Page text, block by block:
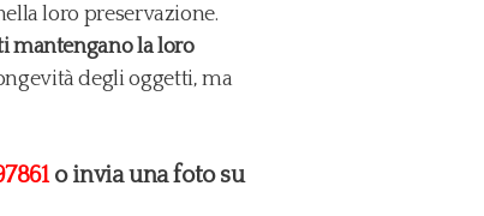
loro preservazione.
mantengano la loro
degli oggetti, ma
o invia una foto su